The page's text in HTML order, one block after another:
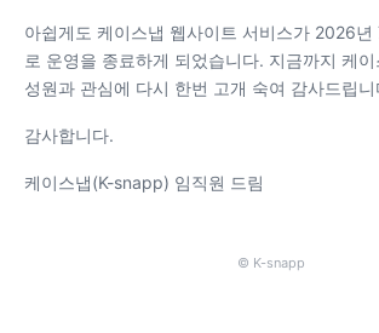
아쉽게도 케이스냅 웹사이트 서비스가 2026
로 운영을 종료하게 되었습니다. 지금까지 케
성원과 관심에 다시 한번 고개 숙여 감사드립니
감사합니다.
케이스냅(K-snapp) 임직원 드림
© K-snapp